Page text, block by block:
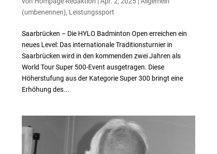
(umbenennen), Leistungssport
Saarbrücken – Die HYLO Badminton Open erreichen ein
neues Level: Das internationale Traditionsturnier in
Saarbrücken wird in den kommenden zwei Jahren als
World Tour Super 500-Event ausgetragen. Diese
Höherstufung aus der Kategorie Super 300 bringt eine
Erhöhung des...